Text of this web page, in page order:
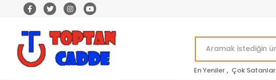
En Yeniler , Çok Satanlar